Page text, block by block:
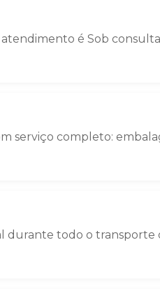
é Sob
serviço completo:
todo o transporte